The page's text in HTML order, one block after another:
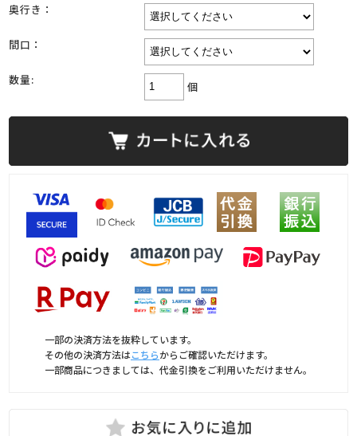
奥行き：
間口：
数量: 個
一部の決済方法を抜粋しています。
その他の決済方法はこちらからご確認いただけます。
一部商品につきましては、代金引換をご利用いただけません。